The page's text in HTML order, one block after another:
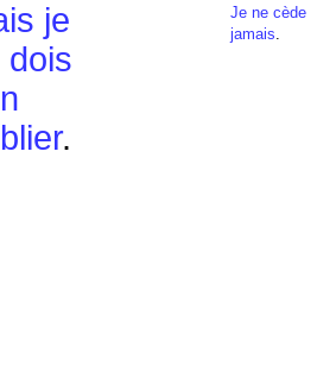
je
dois
.
Je ne cède
jamais.